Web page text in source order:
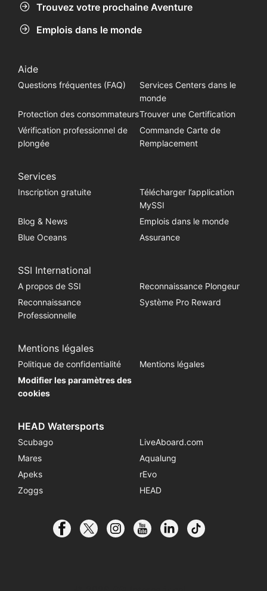
Trouvez votre prochaine Aventure
Emplois dans le monde
Aide
Questions fréquentes (FAQ)
Services Centers dans le
monde
Protection des consommateursTrouver une Certification
Vérification professionnel de
plongée
Commande Carte de
Remplacement
Services
Inscription gratuite
Télécharger l’application
MySSI
Blog & News
Emplois dans le monde
Blue Oceans
Assurance
SSI International
A propos de SSI
Reconnaissance Plongeur
Reconnaissance
Professionnelle
Système Pro Reward
Mentions légales
Politique de confidentialité
Mentions légales
Modifier les paramètres des
cookies
HEAD Watersports
Scubago
LiveAboard.com
Mares
Aqualung
Apeks
rEvo
Zoggs
HEAD